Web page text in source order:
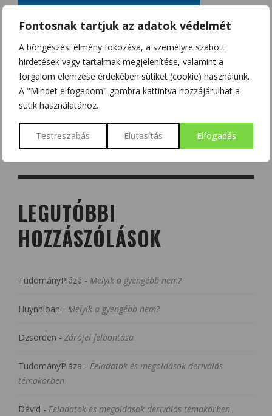
Fontosnak tartjuk az adatok védelmét
A böngészési élmény fokozása, a személyre szabott
hirdetések vagy tartalmak megjelenítése, valamint a
forgalom elemzése érdekében sütiket (cookie) használunk.
A "Mindet elfogadom" gombra kattintva hozzájárulhat a
sütik használatához.
Testreszabás Elutasítás Elfogadás
LEGUTÓBBI
HOZZÁSZÓLÁSOK
TudományPláza - Melyik a gyengébb nem?
Huynhloan - Melyik a gyengébb nem?
Dzsorden - Zárójel felbontása
TudományPláza - Feladatok és megoldások deriválás
témakörben
Dávid - Feladatok és megoldások deriválás témakörben